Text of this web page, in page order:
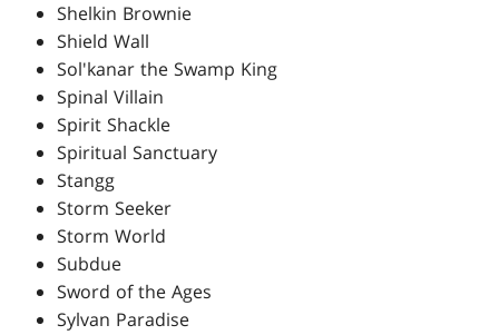
Shelkin Brownie
Shield Wall
Sol'kanar the Swamp King
Spinal Villain
Spirit Shackle
Spiritual Sanctuary
Stangg
Storm Seeker
Storm World
Subdue
Sword of the Ages
Sylvan Paradise